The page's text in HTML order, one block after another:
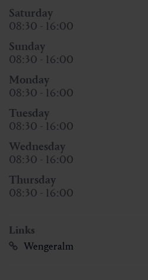
Saturday
08:30 - 16:00
Sunday
08:30 - 16:00
Monday
08:30 - 16:00
Tuesday
08:30 - 16:00
Wednesday
08:30 - 16:00
Thursday
08:30 - 16:00
Links
Wengeralm